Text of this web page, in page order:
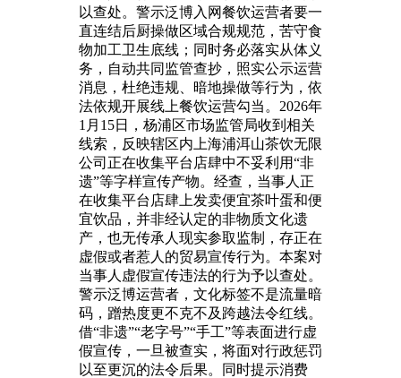
以查处。警示泛博入网餐饮运营者要一
直连结后厨操做区域合规规范，苦守食
物加工卫生底线；同时务必落实从体义
务，自动共同监管查抄，照实公示运营
消息，杜绝违规、暗地操做等行为，依
法依规开展线上餐饮运营勾当。2026年
1月15日，杨浦区市场监管局收到相关
线索，反映辖区内上海浦洱山茶饮无限
公司正在收集平台店肆中不妥利用“非
遗”等字样宣传产物。经查，当事人正
在收集平台店肆上发卖便宜茶叶蛋和便
宜饮品，并非经认定的非物质文化遗
产，也无传承人现实参取监制，存正在
虚假或者惹人的贸易宣传行为。本案对
当事人虚假宣传违法的行为予以查处。
警示泛博运营者，文化标签不是流量暗
码，蹭热度更不克不及跨越法令红线。
借“非遗”“老字号”“手工”等表面进行虚
假宣传，一旦被查实，将面对行政惩罚
以至更沉的法令后果。同时提示消费